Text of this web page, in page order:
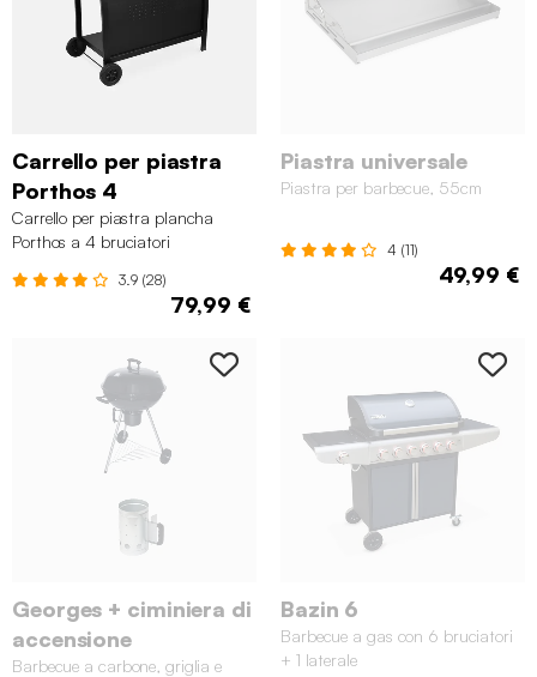
Carrello per piastra
Porthos 4
Carrello per piastra plancha
Porthos a 4 bruciatori
3.9 (28)
79,99 €
Piastra universale
Piastra per barbecue, 55cm
4 (11)
49,99 €
Georges + ciminiera di
accensione
Barbecue a carbone, griglia e
Bazin 6
Barbecue a gas con 6 bruciatori
+ 1 laterale